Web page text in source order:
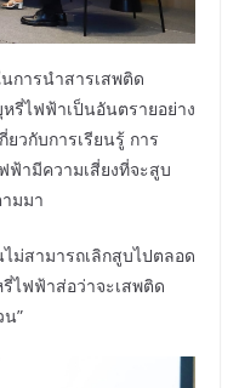
การนำสารเสพติด
รี่ไฟฟ้าเป็นอันตรายอย่าง
วกับการเรียนรู้ การ
ามีความเสี่ยงที่จะสูบ
มมา
ม่สามารถเลิกสูบไปตลอด
ไฟฟ้าส่อว่าจะเสพติด
”